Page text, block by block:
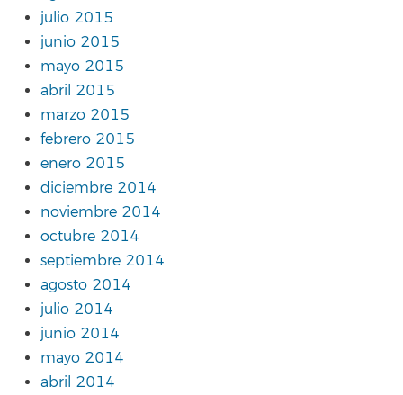
julio 2015
junio 2015
mayo 2015
abril 2015
marzo 2015
febrero 2015
enero 2015
diciembre 2014
noviembre 2014
octubre 2014
septiembre 2014
agosto 2014
julio 2014
junio 2014
mayo 2014
abril 2014